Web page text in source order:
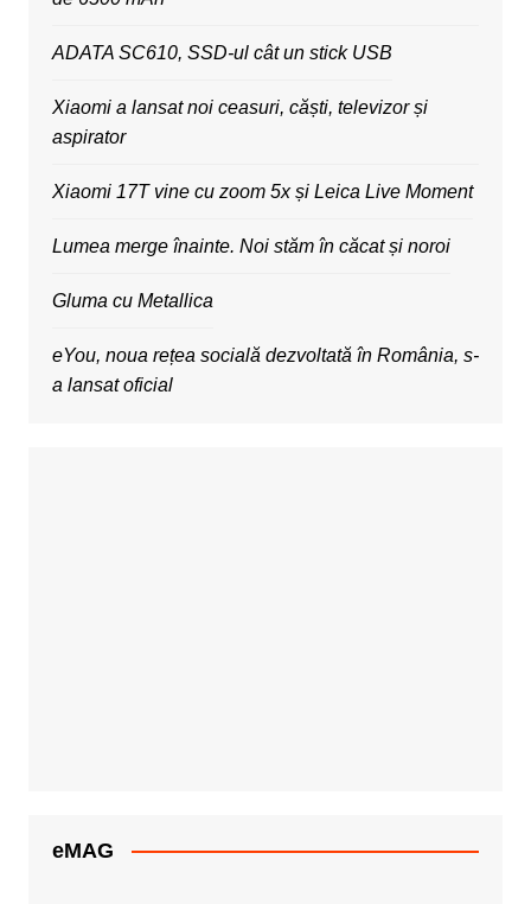
ADATA SC610, SSD-ul cât un stick USB
Xiaomi a lansat noi ceasuri, căști, televizor și
aspirator
Xiaomi 17T vine cu zoom 5x și Leica Live Moment
Lumea merge înainte. Noi stăm în căcat și noroi
Gluma cu Metallica
eYou, noua rețea socială dezvoltată în România, s-
a lansat oficial
eMAG